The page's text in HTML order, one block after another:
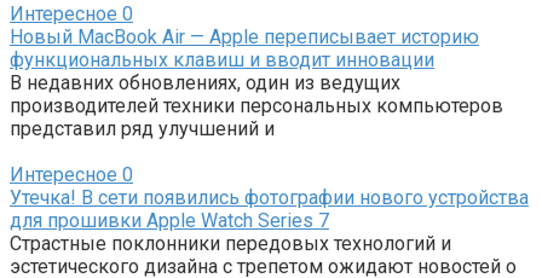
Интересное 0
Новый MacBook Air — Apple переписывает историю
функциональных клавиш и вводит инновации
В недавних обновлениях, один из ведущих
производителей техники персональных компьютеров
представил ряд улучшений и
Интересное 0
Утечка! В сети появились фотографии нового устройства
для прошивки Apple Watch Series 7
Страстные поклонники передовых технологий и
эстетического дизайна с трепетом ожидают новостей о